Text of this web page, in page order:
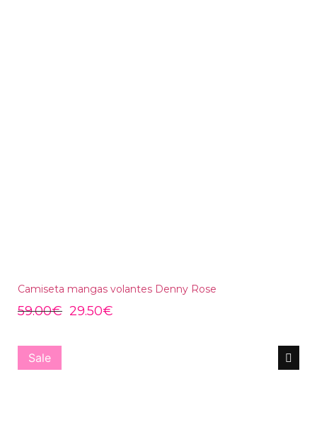
Camiseta mangas volantes Denny Rose
59.00€ 29.50€
Sale